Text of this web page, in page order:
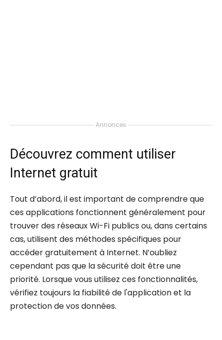
Annonces
Découvrez comment utiliser
Internet gratuit
Tout d’abord, il est important de comprendre que
ces applications fonctionnent généralement pour
trouver des réseaux Wi-Fi publics ou, dans certains
cas, utilisent des méthodes spécifiques pour
accéder gratuitement à Internet. N’oubliez
cependant pas que la sécurité doit être une
priorité. Lorsque vous utilisez ces fonctionnalités,
vérifiez toujours la fiabilité de l'application et la
protection de vos données.